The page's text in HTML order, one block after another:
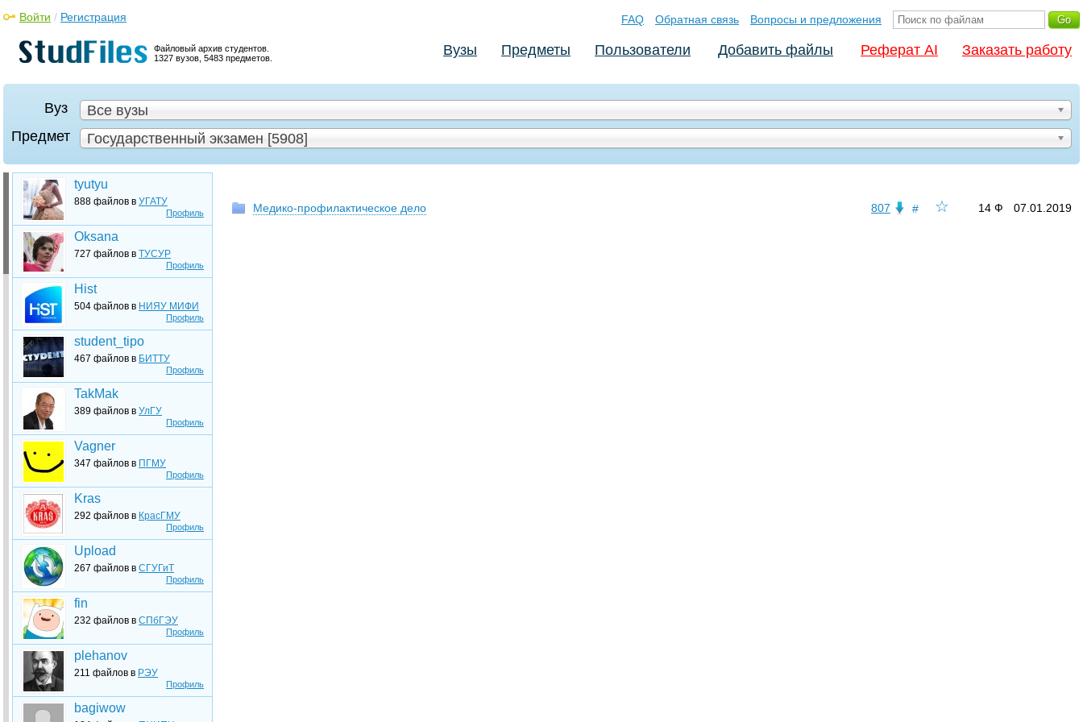
Файловый архив студентов.
1327 вузов, 5483 предметов.
Войти / Регистрация FAQ Обратная связь Вопросы и предложения
Вузы Предметы Пользователи Добавить файлы Реферат AI Заказать работу
Вуз
Все вузы
Предмет
Государственный экзамен [5908]
Профиль
tyutyu
888 файлов в УГАТУ
Профиль
Oksana
727 файлов в ТУСУР
Профиль
Hist
504 файлов в НИЯУ МИФИ
Профиль
student_tipo
467 файлов в БИТТУ
Профиль
TakMak
389 файлов в УлГУ
Профиль
Vagner
347 файлов в ПГМУ
Профиль
Kras
292 файлов в КрасГМУ
Профиль
Upload
267 файлов в СГУГиТ
Профиль
fin
232 файлов в СПбГЭУ
Профиль
plehanov
211 файлов в РЭУ
bagiwow
☆
# 07.01.2019
14 Ф
807
Медико-профилактическое дело